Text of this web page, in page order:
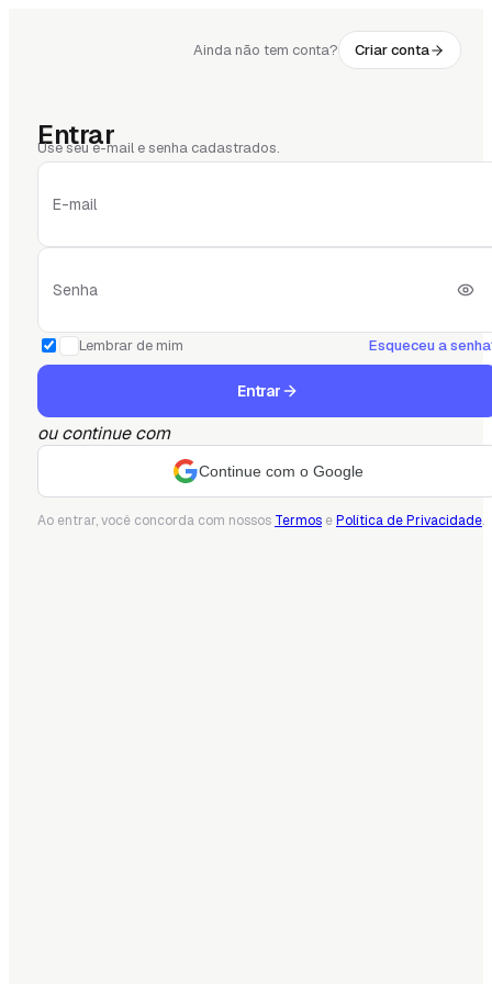
Ainda não tem conta? Criar conta
Entrar
Use seu e-mail e senha cadastrados.
E-mail
Senha
Lembrar de mim Esqueceu a
Entrar
ou continue com
Continue com o Google
Ao entrar, você concorda com nossos Termos ePolítica de Privacidade.